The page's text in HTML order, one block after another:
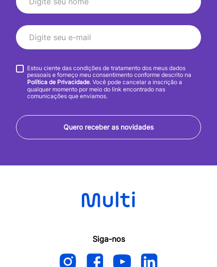
Quero receber as novidades
Estou ciente das condições de tratamento dos meus dados
pessoais e forneço meu consentimento conforme descrito na
Política de Privacidade. Você pode cancelar a inscrição a
qualquer momento por meio do link encontrado nas
comunicações que enviamos.
Siga-nos